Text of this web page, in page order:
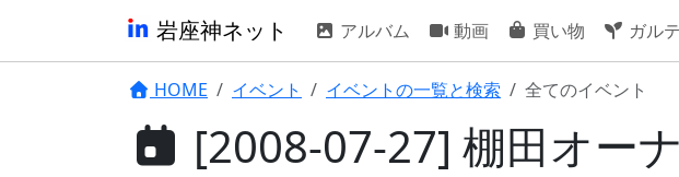
岩座神ネット アルバム 動画 買い物 ガル
HOME イベント イベントの一覧と検索 全てのイベント
[2008-07-27] 棚田オー